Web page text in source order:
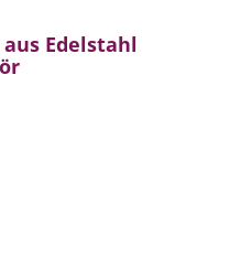
Edelstahl